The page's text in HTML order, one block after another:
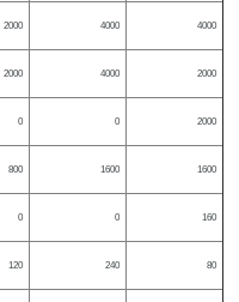
2000 4000 4000
2000 4000 2000
0 0 2000
800 1600 1600
0 0 160
120 240 80